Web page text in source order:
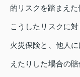
的リスクを踏まえた
こうしたリスクに
火災保険と、他人
えたりした場合の